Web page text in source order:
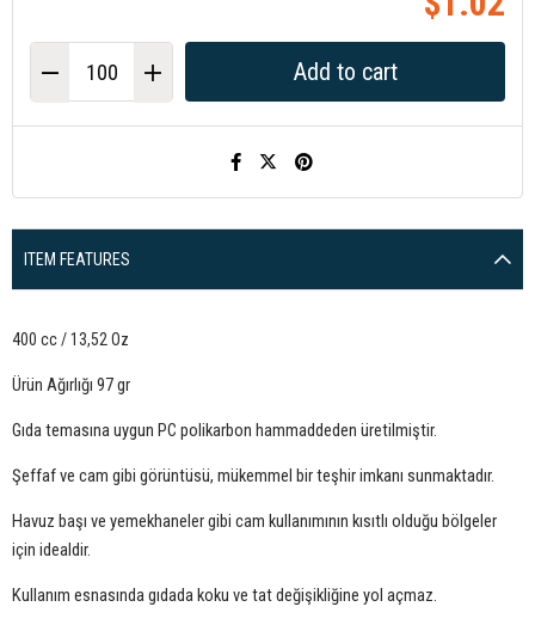
ITEM FEATURES
400 cc / 13,52 Oz
Ürün Ağırlığı 97 gr
Gıda temasına uygun PC polikarbon hammaddeden üretilmiştir.
Şeffaf ve cam gibi görüntüsü, mükemmel bir teşhir imkanı sunmaktadır.
Havuz başı ve yemekhaneler gibi cam kullanımının kısıtlı olduğu bölgeler
için idealdir.
Kullanım esnasında gıdada koku ve tat değişikliğine yol açmaz.